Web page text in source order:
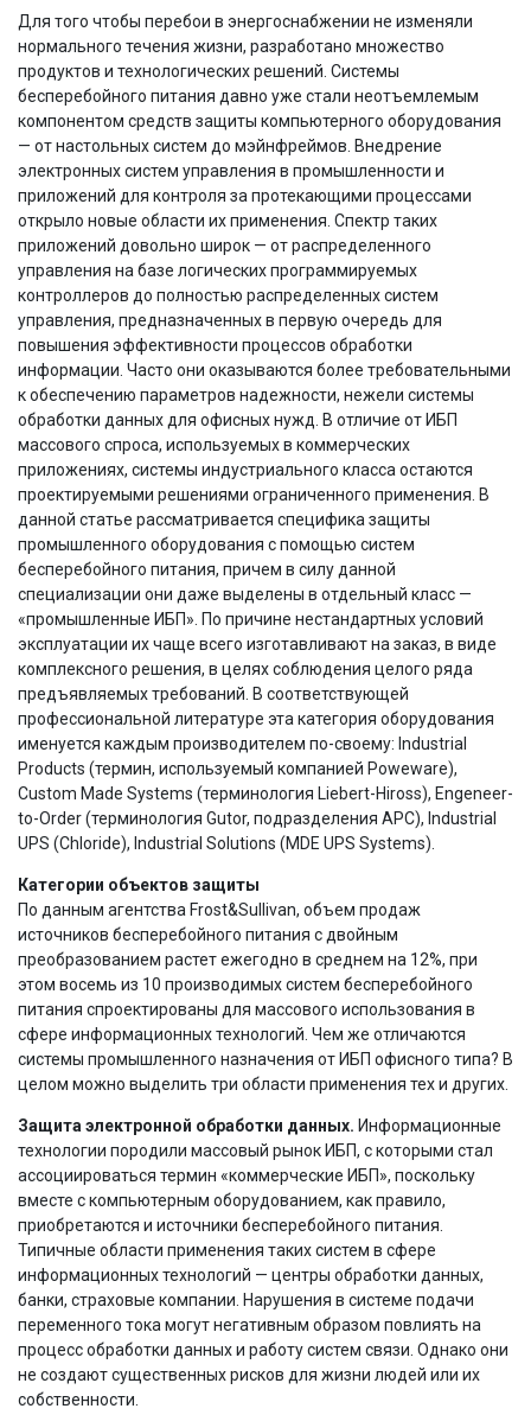
Для того чтобы перебои в энергоснабжении не изменяли
нормального течения жизни, разработано множество
продуктов и технологических решений. Системы
бесперебойного питания давно уже стали неотъемлемым
компонентом средств защиты компьютерного оборудования
— от настольных систем до мэйнфреймов. Внедрение
электронных систем управления в промышленности и
приложений для контроля за протекающими процессами
открыло новые области их применения. Спектр таких
приложений довольно широк — от распределенного
управления на базе логических программируемых
контроллеров до полностью распределенных систем
управления, предназначенных в первую очередь для
повышения эффективности процессов обработки
информации. Часто они оказываются более требовательными
к обеспечению параметров надежности, нежели системы
обработки данных для офисных нужд. В отличие от ИБП
массового спроса, используемых в коммерческих
приложениях, системы индустриального класса остаются
проектируемыми решениями ограниченного применения. В
данной статье рассматривается специфика защиты
промышленного оборудования с помощью систем
бесперебойного питания, причем в силу данной
специализации они даже выделены в отдельный класс —
«промышленные ИБП». По причине нестандартных условий
эксплуатации их чаще всего изготавливают на заказ, в виде
комплексного решения, в целях соблюдения целого ряда
предъявляемых требований. В соответствующей
профессиональной литературе эта категория оборудования
именуется каждым производителем по-своему: Industrial
Products (термин, используемый компанией Poweware),
Custom Made Systems (терминология Liebert-Hiross), Engeneer-
to-Order (терминология Gutor, подразделения APC), Industrial
UPS (Chloride), Industrial Solutions (MDE UPS Systems).
Категории объектов защиты
По данным агентства Frost&Sullivan, объем продаж
источников бесперебойного питания c двойным
преобразованием растет ежегодно в среднем на 12%, при
этом восемь из 10 производимых систем бесперебойного
питания спроектированы для массового использования в
сфере информационных технологий. Чем же отличаются
системы промышленного назначения от ИБП офисного типа? В
целом можно выделить три области применения тех и других.
Защита электронной обработки данных. Информационные
технологии породили массовый рынок ИБП, с которыми стал
ассоциироваться термин «коммерческие ИБП», поскольку
вместе с компьютерным оборудованием, как правило,
приобретаются и источники бесперебойного питания.
Типичные области применения таких систем в сфере
информационных технологий — центры обработки данных,
банки, страховые компании. Нарушения в системе подачи
переменного тока могут негативным образом повлиять на
процесс обработки данных и работу систем связи. Однако они
не создают существенных рисков для жизни людей или их
собственности.